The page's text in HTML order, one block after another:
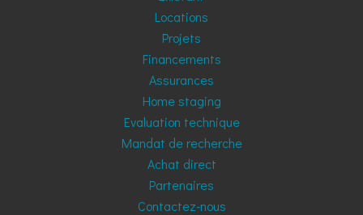
Locations
Projets
Financements
Assurances
Home staging
Evaluation technique
Mandat de recherche
Achat direct
Partenaires
Contactez-nous